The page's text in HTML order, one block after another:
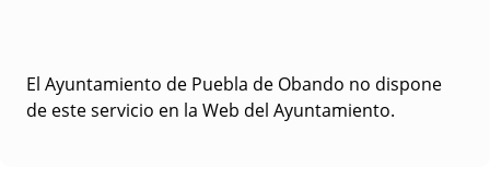
El Ayuntamiento de Puebla de Obando no dispone
de este servicio en la Web del Ayuntamiento.